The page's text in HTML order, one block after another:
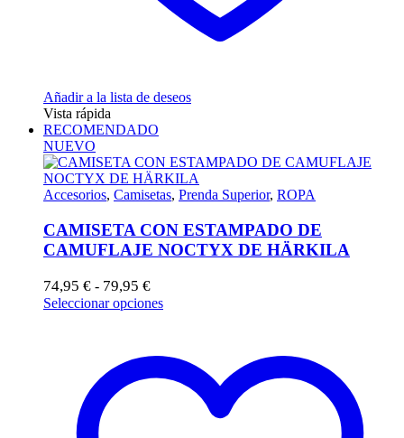
Añadir a la lista de deseos
Vista rápida
RECOMENDADO
NUEVO
Accesorios, Camisetas, Prenda Superior, ROPA
CAMISETA CON ESTAMPADO DE
CAMUFLAJE NOCTYX DE HÄRKILA
74,95 € - 79,95 €
de
79,95 €
Seleccionar opcionesEste
variantes.
Las
opciones